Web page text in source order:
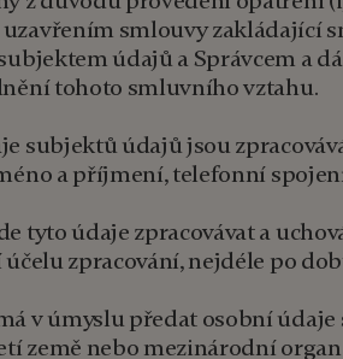
smlouvy zakládající
údajů a Správcem a
tohoto smluvního vztahu.
subjektů údajů jsou
a příjmení, telefonní
tyto údaje zpracovávat a
zpracování, nejdéle po
v úmyslu předat osobní
země nebo mezinárodní